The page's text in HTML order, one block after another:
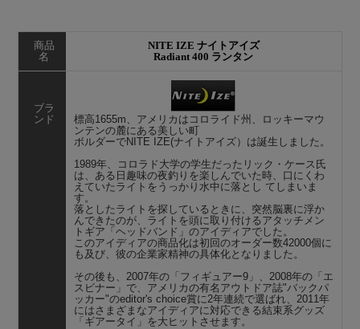
商品
名
NITE IZE ナイトアイズ
Radiant 400 ランタン
ブラ
ンド
標高1655m、アメリカはコロライド州、ロッキーマウ
ンテンの麓にある美しい町
ボルダーでNITE IZE(ナイトアイズ）は誕生しました。
1989年、コロラド大学の学生だったリック・ケース氏
は、ある日趣味の夜釣りを楽しんでいた時、口にくわ
えていたライトをうっかり水中に落とし てしまいま
す。
落としたライトを探しているときに、突然脳裏に浮か
んできたのが、ライトを頭に取り付けるアタッチメン
トギア「ヘッドバンド」のアイディアでした。
このアイディアの商品化は初回のオーダー数42000個に
も及び、彼の企業家精神の具体化となりました。
その後も、2007年の「フィギュアー9」、2008年の「エ
スビナー」で、アメリカの有名アウトドア誌"バックパ
ッカー"のeditor's choice賞に2年連続で選ばれ、2011年
にはさまざまなアイディアに対応できる結束系グッズ
「ギアータイ」を大ヒットさせます。